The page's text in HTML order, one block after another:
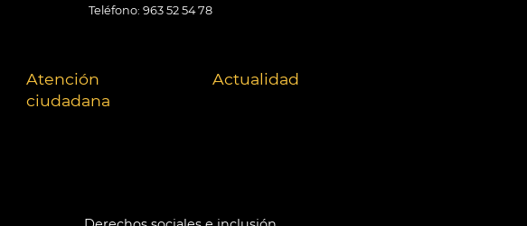
Teléfono: 963 52 54 78
Atención
ciudadana
Actualidad